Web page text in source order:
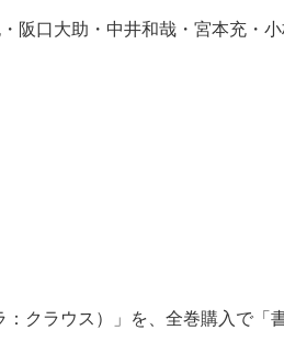
阪口大助・中井和哉・宮本充・
クラウス）」を、全巻購入で「